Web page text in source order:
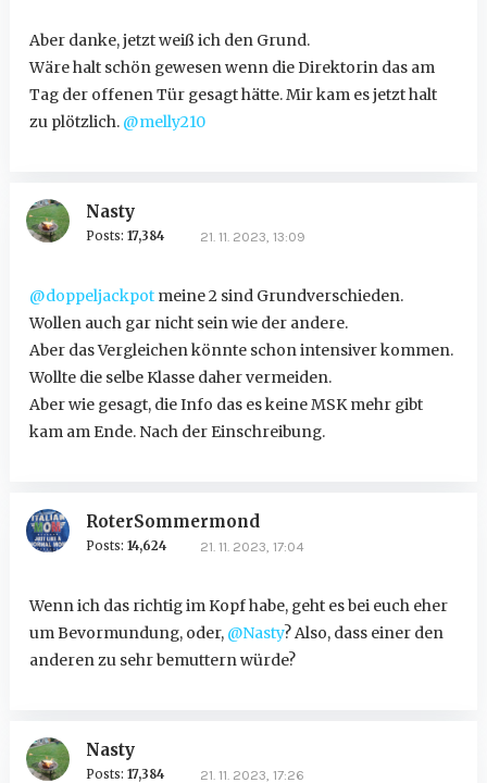
Aber danke, jetzt weiß ich den Grund.
Wäre halt schön gewesen wenn die Direktorin das am
Tag der offenen Tür gesagt hätte. Mir kam es jetzt halt
zu plötzlich. @melly210
Nasty
Posts: 17,384 21. 11. 2023, 13:09
@doppeljackpotmeine 2 sind Grundverschieden.
Wollen auch gar nicht sein wie der andere.
Aber das Vergleichen könnte schon intensiver kommen.
Wollte die selbe Klasse daher vermeiden.
Aber wie gesagt, die Info das es keine MSK mehr gibt
kam am Ende. Nach der Einschreibung.
RoterSommermond
Posts: 14,624 21. 11. 2023, 17:04
Wenn ich das richtig im Kopf habe, geht es bei euch eher
um Bevormundung, oder, @Nasty? Also, dass einer den
anderen zu sehr bemuttern würde?
Nasty
Posts: 17,384 21. 11. 2023, 17:26